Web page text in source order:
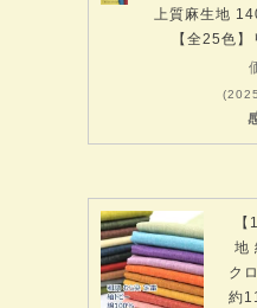
上質麻生地
【全25色
地
ク
約